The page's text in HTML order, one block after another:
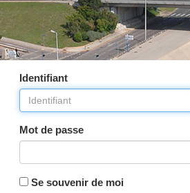
Identifiant
Mot de passe
Se souvenir de moi